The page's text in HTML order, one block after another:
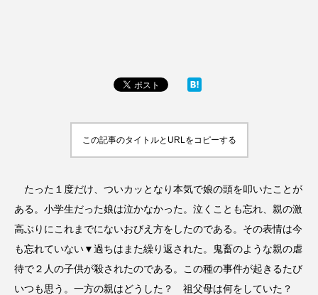
この記事のタイトルとURLをコピーする
たった１度だけ、ついカッとなり本気で娘の頭を叩いたことが
ある。小学生だった娘は泣かなかった。泣くことも忘れ、親の激
高ぶりにこれまでにないおびえ方をしたのである。その表情は今
も忘れていない▼過ちはまた繰り返された。鬼畜のような親の虐
待で２人の子供が殺されたのである。この種の事件が起きるたび
いつも思う。一方の親はどうした？ 祖父母は何をしていた？